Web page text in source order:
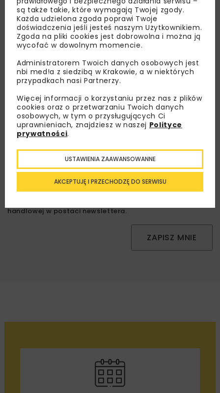
Lubisz wiedzieć więcej?
Zapisz się do newslettera aby otrzymywać od
nas najlepsze informacje branżowe,
zaproszenia na wydarzenia, atrakcyjne oferty i
dedykowane akcje specjalne.
Zapoznałam/em się z Polityką Prywatności
handlowej w postaci newslettera.
ZAPISZ MNIE
są także takie, które wymagają Twojej zgody.
Każda udzielona zgoda poprawi Twoje
doświadczenia jeśli jesteś naszym Użytkownikiem.
Zgoda na pliki cookies jest dobrowolna i można ją
wycofać w dowolnym momencie.
Administratorem Twoich danych osobowych jest
nbi med!a z siedzibą w Krakowie, a w niektórych
przypadkach nasi Partnerzy.
Więcej informacji o korzystaniu przez nas z plików
cookies oraz o przetwarzaniu Twoich danych
osobowych, w tym o przysługujących Ci
uprawnieniach, znajdziesz w naszej Polityce
prywatności.
AKCEPTUJĘ I PRZECHODZĘ DO SERWISU
USTAWIENIA ZAAWANSOWANNE